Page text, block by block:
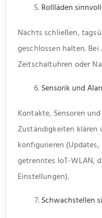
Rollläden
Nachts schließen,
geschlossen halten.
Zeitschaltuhren oder
Sensorik und
Kontakte, Sensoren
Zuständigkeiten klären
konfigurieren
getrenntes IoT-WLAN,
Einstellungen).
Schwachstellen